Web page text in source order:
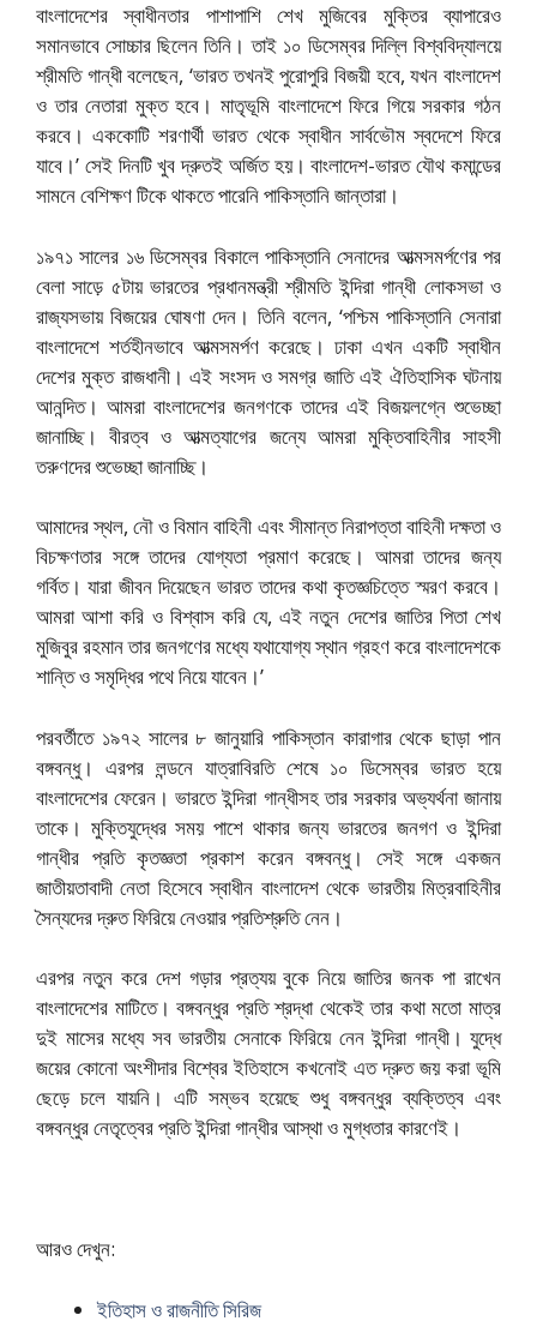
বাংলাদেশের স্বাধীনতার পাশাপাশি শেখ মুজিবের মুক্তির ব্যাপারেও
সমানভাবে সোচ্চার ছিলেন তিনি। তাই ১০ ডিসেম্বর দিল্লি বিশ্ববিদ্যালয়ে
শ্রীমতি গান্ধী বলেছেন, ‘ভারত তখনই পুরোপুরি বিজয়ী হবে, যখন বাংলাদেশ
ও তার নেতারা মুক্ত হবে। মাতৃভূমি বাংলাদেশে ফিরে গিয়ে সরকার গঠন
করবে। এককোটি শরণার্থী ভারত থেকে স্বাধীন সার্বভৌম স্বদেশে ফিরে
যাবে।’ সেই দিনটি খুব দ্রুতই অর্জিত হয়। বাংলাদেশ-ভারত যৌথ কমান্ডের
সামনে বেশিক্ষণ টিকে থাকতে পারেনি পাকিস্তানি জান্তারা।
১৯৭১ সালের ১৬ ডিসেম্বর বিকালে পাকিস্তানি সেনাদের আত্মসমর্পণের পর
বেলা সাড়ে ৫টায় ভারতের প্রধানমন্ত্রী শ্রীমতি ইন্দিরা গান্ধী লোকসভা ও
রাজ্যসভায় বিজয়ের ঘোষণা দেন। তিনি বলেন, ‘পশ্চিম পাকিস্তানি সেনারা
বাংলাদেশে শর্তহীনভাবে আত্মসমর্পণ করেছে। ঢাকা এখন একটি স্বাধীন
দেশের মুক্ত রাজধানী। এই সংসদ ও সমগ্র জাতি এই ঐতিহাসিক ঘটনায়
আনন্দিত। আমরা বাংলাদেশের জনগণকে তাদের এই বিজয়লগ্নে শুভেচ্ছা
জানাচ্ছি। বীরত্ব ও আত্মত্যাগের জন্যে আমরা মুক্তিবাহিনীর সাহসী
তরুণদের শুভেচ্ছা জানাচ্ছি।
আমাদের স্থল, নৌ ও বিমান বাহিনী এবং সীমান্ত নিরাপত্তা বাহিনী দক্ষতা ও
বিচক্ষণতার সঙ্গে তাদের যোগ্যতা প্রমাণ করেছে। আমরা তাদের জন্য
গর্বিত। যারা জীবন দিয়েছেন ভারত তাদের কথা কৃতজ্ঞচিত্তে স্মরণ করবে।
আমরা আশা করি ও বিশ্বাস করি যে, এই নতুন দেশের জাতির পিতা শেখ
মুজিবুর রহমান তার জনগণের মধ্যে যথাযোগ্য স্থান গ্রহণ করে বাংলাদেশকে
শান্তি ও সমৃদ্ধির পথে নিয়ে যাবেন।’
পরবর্তীতে ১৯৭২ সালের ৮ জানুয়ারি পাকিস্তান কারাগার থেকে ছাড়া পান
বঙ্গবন্ধু। এরপর লন্ডনে যাত্রাবিরতি শেষে ১০ ডিসেম্বর ভারত হয়ে
বাংলাদেশের ফেরেন। ভারতে ইন্দিরা গান্ধীসহ তার সরকার অভ্যর্থনা জানায়
তাকে। মুক্তিযুদ্ধের সময় পাশে থাকার জন্য ভারতের জনগণ ও ইন্দিরা
গান্ধীর প্রতি কৃতজ্ঞতা প্রকাশ করেন বঙ্গবন্ধু। সেই সঙ্গে একজন
জাতীয়তাবাদী নেতা হিসেবে স্বাধীন বাংলাদেশ থেকে ভারতীয় মিত্রবাহিনীর
সৈন্যদের দ্রুত ফিরিয়ে নেওয়ার প্রতিশ্রুতি নেন।
এরপর নতুন করে দেশ গড়ার প্রত্যয় বুকে নিয়ে জাতির জনক পা রাখেন
বাংলাদেশের মাটিতে। বঙ্গবন্ধুর প্রতি শ্রদ্ধা থেকেই তার কথা মতো মাত্র
দুই মাসের মধ্যে সব ভারতীয় সেনাকে ফিরিয়ে নেন ইন্দিরা গান্ধী। যুদ্ধে
জয়ের কোনো অংশীদার বিশ্বের ইতিহাসে কখনোই এত দ্রুত জয় করা ভূমি
ছেড়ে চলে যায়নি। এটি সম্ভব হয়েছে শুধু বঙ্গবন্ধুর ব্যক্তিত্ব এবং
বঙ্গবন্ধুর নেতৃত্বের প্রতি ইন্দিরা গান্ধীর আস্থা ও মুগ্ধতার কারণেই।
আরও দেখুন:
ইতিহাস ও রাজনীতি সিরিজ